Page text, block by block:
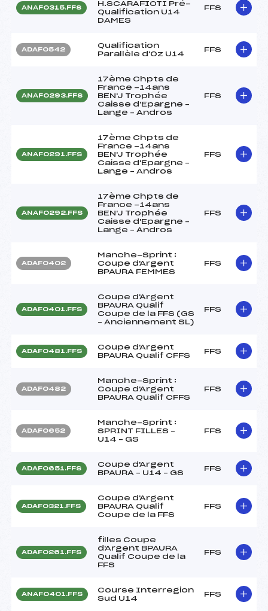
ANAF0315.FFS
H.SCARAFIOTI Pré-
Qualification U14
DAMES
FFS
ADAF0542
Qualification
Parallèle d'Oz U14
FFS
ANAF0293.FFS
17ème Chpts de
France -14ans
BEN'J Trophée
Caisse d'Epargne –
Lange – Andros
FFS
ANAF0291.FFS
17ème Chpts de
France -14ans
BEN'J Trophée
Caisse d'Epargne –
Lange – Andros
FFS
ANAF0292.FFS
17ème Chpts de
France -14ans
BEN'J Trophée
Caisse d'Epargne –
Lange – Andros
FFS
ADAF0402
Manche-Sprint :
Coupe d'Argent
BPAURA FEMMES
FFS
ADAF0401.FFS
Coupe d'Argent
BPAURA Qualif
Coupe de la FFS (GS
– Anciennement SL)
FFS
ADAF0481.FFS
Coupe d'Argent
BPAURA Qualif CFFS
FFS
ADAF0482
Manche-Sprint :
Coupe d'Argent
BPAURA Qualif CFFS
FFS
ADAF0652
Manche-Sprint :
SPRINT FILLES –
U14 – GS
FFS
ADAF0651.FFS
Coupe d'Argent
BPAURA – U14 – GS
FFS
ADAF0321.FFS
Coupe d'Argent
BPAURA Qualif
Coupe de la FFS
FFS
ADAF0261.FFS
filles Coupe
d'Argent BPAURA
Qualif Coupe de la
FFS
FFS
ANAF0401.FFS
Course Interregion
Sud U14
FFS